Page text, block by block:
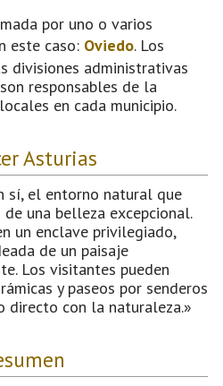
por uno o varios
este caso: Oviedo. Los
divisiones administrativas
responsables de la
en cada municipio.
Asturias
sí, el entorno natural que
una belleza excepcional.
un enclave privilegiado,
de un paisaje
Los visitantes pueden
y paseos por senderos
directo con la naturaleza.»